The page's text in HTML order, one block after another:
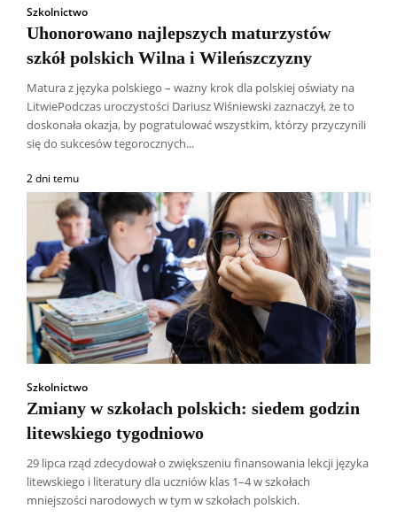
Szkolnictwo
Uhonorowano najlepszych maturzystów
szkół polskich Wilna i Wileńszczyzny
Matura z języka polskiego – ważny krok dla polskiej oświaty na
LitwiePodczas uroczystości Dariusz Wiśniewski zaznaczył, że to
doskonała okazja, by pogratulować wszystkim, którzy przyczynili
się do sukcesów tegorocznych...
2 dni temu
Szkolnictwo
Zmiany w szkołach polskich: siedem godzin
litewskiego tygodniowo
29 lipca rząd zdecydował o zwiększeniu finansowania lekcji języka
litewskiego i literatury dla uczniów klas 1–4 w szkołach
mniejszości narodowych w tym w szkołach polskich.